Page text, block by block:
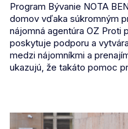
Program Bývanie NOTA
domov vďaka súkromným
nájomná agentúra OZ Proti
poskytuje podporu a
medzi nájomníkmi a
ukazujú, že takáto pomoc